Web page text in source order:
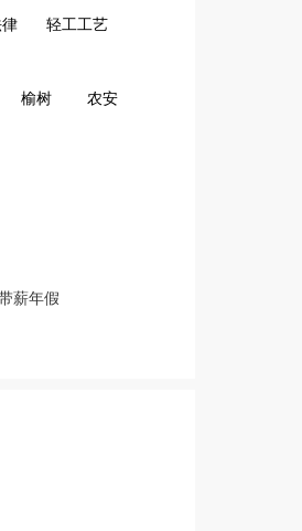
轻工工艺
榆树
农安
薪年假